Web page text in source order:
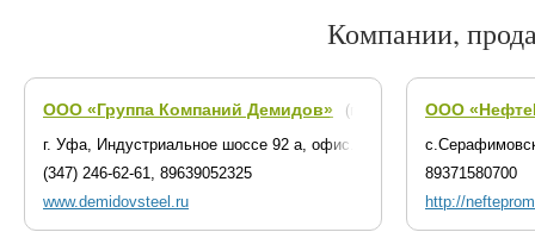
Компании,
ООО «Группа Компаний Демидов»
(г. Уфа)
г. Уфа, Индустриальное шоссе 92 а, офис. 129
(347) 246-62-61, 89639052325
www.demidovsteel.ru
ООО
89371580700
http://